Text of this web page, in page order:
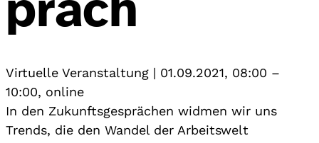
Virtuelle Veranstaltung | 01.09.2021, 08:00 –
10:00, online
In den Zukunftsgesprächen widmen wir uns
Trends, die den Wandel der Arbeitswelt